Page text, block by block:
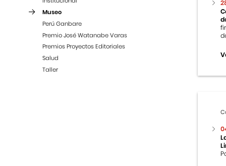
Museo
Perú Ganbare
Premio José Watanabe Varas
Premios Proyectos Editoriales
Salud
Taller